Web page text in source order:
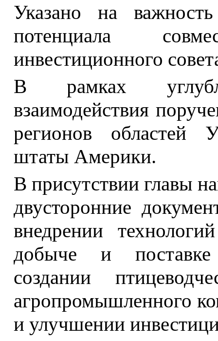
Указано на важность
потенциала
инвестиционного
В рамках
взаимодействия
регионов областей
штаты Америки.
В присутствии главы
двусторонние
внедрении
добыче и поставке
создании
агропромышленного
и улучшении